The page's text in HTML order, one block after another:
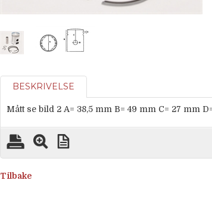
BESKRIVELSE
Mått se bild 2 A= 38,5 mm B= 49 mm C= 27 mm
Tilbake